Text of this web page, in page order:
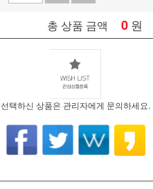
총 상품 금액 0 원
선택하신 상품은 관리자에게 문의하세요.